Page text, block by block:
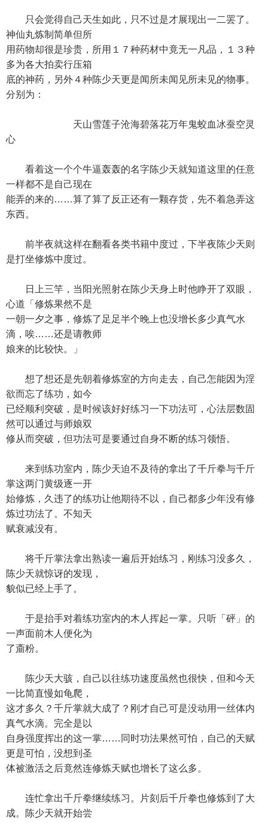
只会觉得自己天生如此，只不过是才展现出一二罢了。
神仙丸炼制简单但所
用药物却很是珍贵，所用１７种药材中竟无一凡品，１３种
多为各大拍卖行压箱
底的神药，另外４种陈少天更是闻所未闻见所未见的物事。
分别为：
天山雪莲子沧海碧落花万年鬼蛟血冰蚕空灵
心
看着这一个个牛逼轰轰的名字陈少天就知道这里的任意
一样都不是自己现在
能弄的来的……算了算了反正还有一颗存货，先不着急弄这
东西。
前半夜就这样在翻看各类书籍中度过，下半夜陈少天则
是打坐修炼中度过。
日上三竿，当阳光照射在陈少天身上时他睁开了双眼，
心道「修炼果然不是
一朝一夕之事，修炼了足足半个晚上也没增长多少真气水
滴，唉……还是请教师
娘来的比较快。」
想了想还是先朝着修炼室的方向走去，自己怎能因为淫
欲而忘了练功，如今
已经顺利突破，是时候该好好练习一下功法可，心法层数固
然可以通过与师娘双
修从而突破，但功法可是要通过自身不断的练习领悟。
来到练功室内，陈少天迫不及待的拿出了千斤拳与千斤
掌这两门黄级逐一开
始修炼，久违了的练功让他期待不以，自己都多少年没有修
炼过功法了。不知天
赋衰减没有。
将千斤掌法拿出熟读一遍后开始练习，刚练习没多久，
陈少天就惊讶的发现，
貌似已经上手了。
于是抬手对着练功室内的木人挥起一掌。只听「砰」的
一声面前木人便化为
了齑粉。
陈少天大骇，自己以往练功速度虽然也很快，但和今天
一比简直慢如龟爬，
这才多久？千斤掌就大成了？刚才自己可是没动用一丝体内
真气水滴。完全是以
自身强度挥出的这一掌……同时功法果然可怕，自己的天赋
更是可怕，没想到圣
体被激活之后竟然连修炼天赋也增长了这么多。
连忙拿出千斤拳继续练习。片刻后千斤拳也修炼到了大
成。陈少天就开始尝